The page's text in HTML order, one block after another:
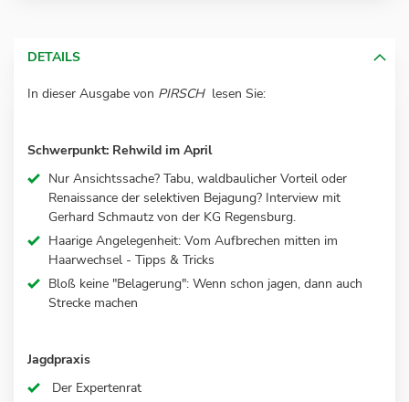
DETAILS
In dieser Ausgabe von PIRSCH lesen Sie:
Schwerpunkt: Rehwild im April
Nur Ansichtssache? Tabu, waldbaulicher Vorteil oder
Renaissance der selektiven Bejagung? Interview mit
Gerhard Schmautz von der KG Regensburg.
Haarige Angelegenheit: Vom Aufbrechen mitten im
Haarwechsel - Tipps & Tricks
Bloß keine "Belagerung": Wenn schon jagen, dann auch
Strecke machen
Jagdpraxis
Der Expertenrat